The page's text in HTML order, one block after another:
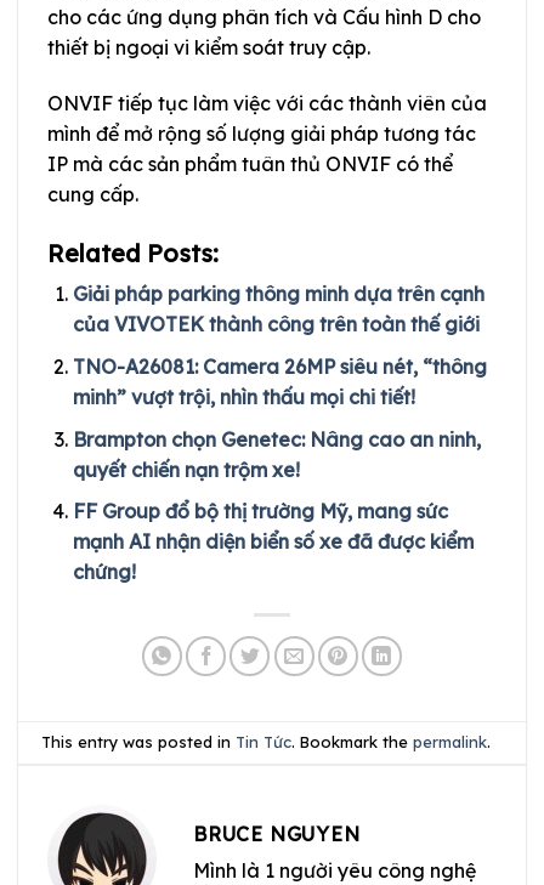
cho các ứng dụng phân tích và Cấu hình D cho
thiết bị ngoại vi kiểm soát truy cập.
ONVIF tiếp tục làm việc với các thành viên của
mình để mở rộng số lượng giải pháp tương tác
IP mà các sản phẩm tuân thủ ONVIF có thể
cung cấp.
Related Posts:
Giải pháp parking thông minh dựa trên cạnh
của VIVOTEK thành công trên toàn thế giới
TNO-A26081: Camera 26MP siêu nét, “thông
minh” vượt trội, nhìn thấu mọi chi tiết!
Brampton chọn Genetec: Nâng cao an ninh,
quyết chiến nạn trộm xe!
FF Group đổ bộ thị trường Mỹ, mang sức
mạnh AI nhận diện biển số xe đã được kiểm
chứng!
This entry was posted in Tin Tức. Bookmark thepermalink.
BRUCE NGUYEN
Mình là 1 người yêu công nghệ